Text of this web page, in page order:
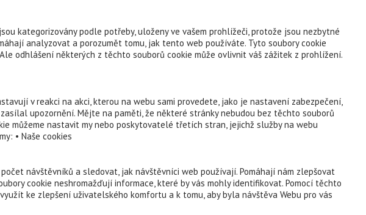
kategorizovány podle potřeby, uloženy ve vašem prohlížeči, protože jsou nezbytné
analyzovat a porozumět tomu, jak tento web používáte. Tyto soubory cookie
odhlášení některých z těchto souborů cookie může ovlivnit váš zážitek z prohlížení.
v reakci na akci, kterou na webu sami provedete, jako je nastavení zabezpečení,
upozornění. Mějte na paměti, že některé stránky nebudou bez těchto souborů
můžeme nastavit my nebo poskytovatelé třetích stran, jejichž služby na webu
• Naše cookies
návštěvníků a sledovat, jak návštěvníci web používají. Pomáhají nám zlepšovat
cookie neshromažďují informace, které by vás mohly identifikovat. Pomocí těchto
ke zlepšení uživatelského komfortu a k tomu, aby byla návštěva Webu pro vás